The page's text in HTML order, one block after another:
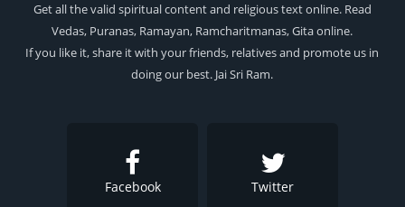
Get all the valid spiritual content and religious text online. Read
Vedas, Puranas, Ramayan, Ramcharitmanas, Gita online.
If you like it, share it with your friends, relatives and promote us in
doing our best. Jai Sri Ram.
Facebook Twitter